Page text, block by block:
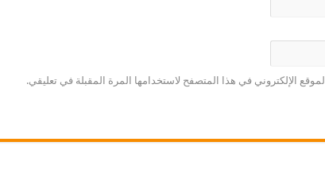
الإلكتروني في هذا المتصفح لاستخدامها المرة المقبلة في تعليقي.